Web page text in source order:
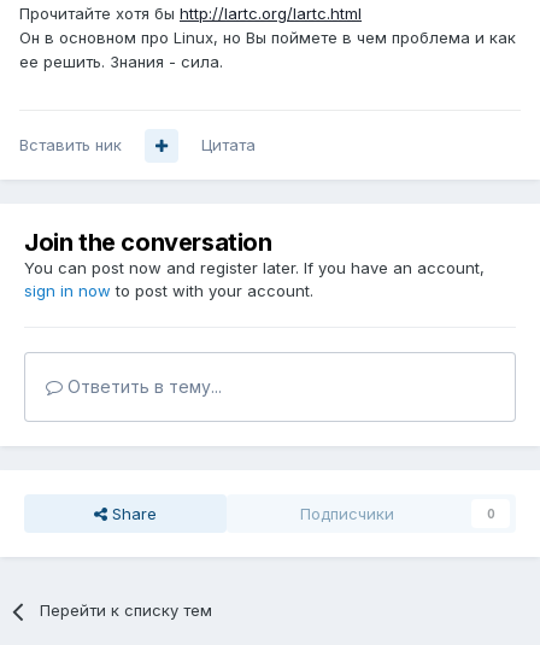
Прочитайте хотя бы http://lartc.org/lartc.html
Он в основном про Linux, но Вы поймете в чем проблема и как
ее решить. Знания - сила.
Вставить ник Цитата
Join the conversation
You can post now and register later. If you have an account,
sign in now to post with your account.
Ответить в тему...
Share Подписчики 0
Перейти к списку тем